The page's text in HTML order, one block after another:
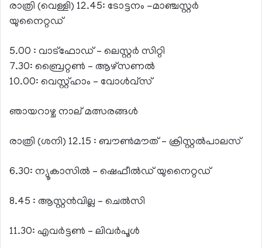
രാത്രി (വെള്ളി) 12.45: ടോട്ടനം -മാഞ്ചസ്റ്റര്‍
യുനൈറ്റഡ്
5.00 : വാട്‌ഫോഡ് – ലെസ്റ്റര്‍ സിറ്റി
7.30: ബ്രൈറ്റണ്‍ – ആഴ്‌സണല്‍
10.00: വെസ്റ്റ്ഹാം – വോള്‍വ്‌സ്
ഞായറാഴ്ച നാല് മത്സരങ്ങള്‍
രാത്രി (ശനി) 12.15 : ബൗണ്‍മൗത് – ക്രിസ്റ്റല്‍പാലസ്
6.30: ന്യൂകാസില്‍ – ഷെഫീല്‍ഡ് യുനൈറ്റഡ്
8.45 : ആസ്റ്റന്‍വില്ല – ചെല്‍സി
11.30: എവര്‍ട്ടണ്‍ – ലിവര്‍പൂള്‍